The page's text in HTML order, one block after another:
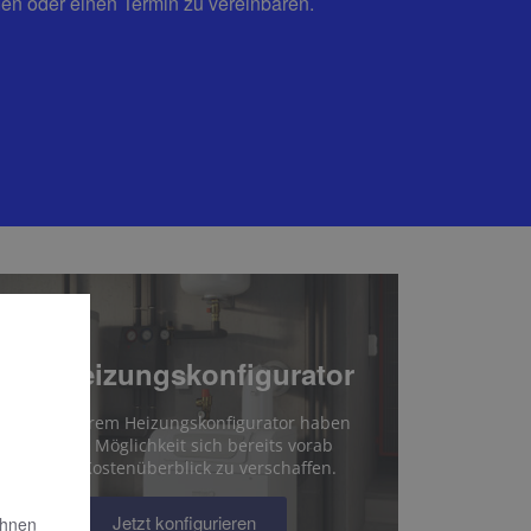
Ihr Heizungskonfigurator
Mit unserem Heizungskonfigurator haben
Sie die Möglichkeit sich bereits vorab
einen Kostenüberblick zu verschaffen.
Jetzt konfigurieren